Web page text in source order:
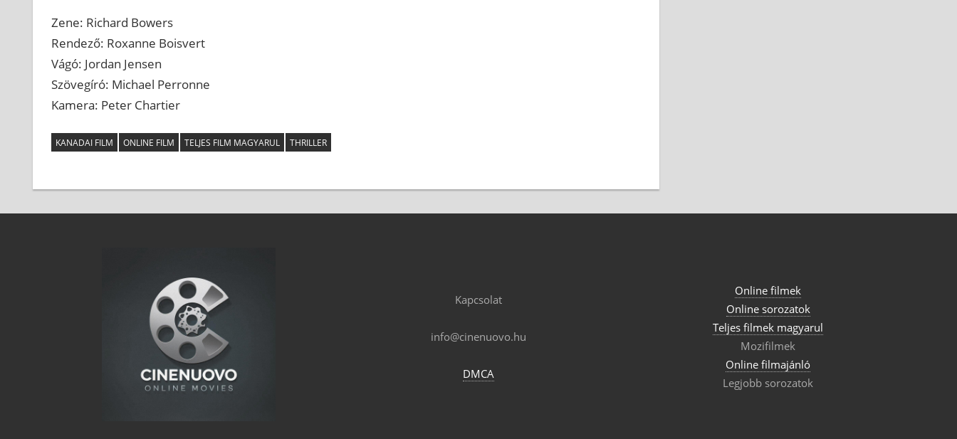
Zene: Richard Bowers
Rendező: Roxanne Boisvert
Vágó: Jordan Jensen
Szövegíró: Michael Perronne
Kamera: Peter Chartier
KANADAI FILM ONLINE FILM TELJES FILM MAGYARUL THRILLER
Kapcsolat
info@cinenuovo.hu
DMCA
Online filmek
Online sorozatok
Teljes filmek magyarul
Mozifilmek
Online filmajánló
Legjobb sorozatok